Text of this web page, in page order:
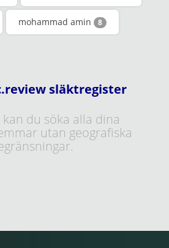
mohammad amin 8
släktregister
du söka alla dina
utan geografiska